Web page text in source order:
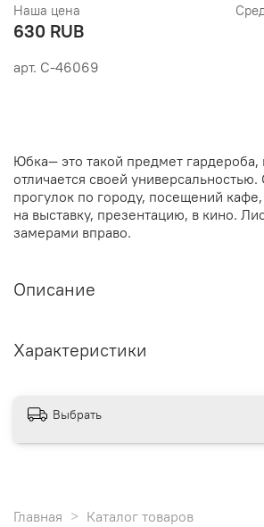
арт. С-46069
Наша цена
630 RUB
Юбка— это такой предмет гардероба,
отличается своей
прогулок по городу, посещений
на выставку, презентацию, в кино.
замерами вправо.
Описание
Характеристики
Выбрать
Главная Каталог товаров